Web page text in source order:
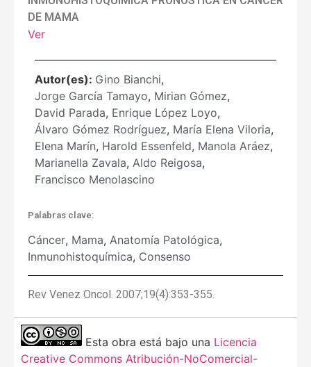
DE MAMA
Ver
Autor(es): Gino Bianchi,
Jorge García Tamayo, Mirian Gómez,
David Parada, Enrique López Loyo,
Álvaro Gómez Rodríguez, María Elena Viloria,
Elena Marín, Harold Essenfeld, Manola Aráez,
Marianella Zavala, Aldo Reigosa,
Francisco Menolascino
Palabras clave:
Cáncer, Mama, Anatomía Patológica,
Inmunohistoquímica, Consenso
Rev Venez Oncol. 2007;19(4):353-355.
Esta obra está bajo una Licencia
Creative Commons Atribución-NoComercial-